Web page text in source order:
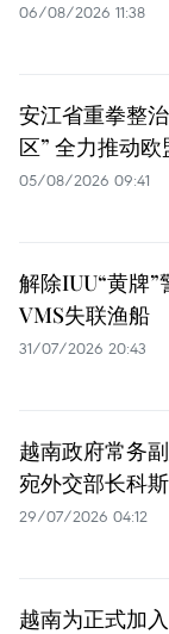
06/08/2026 11:38
安江省重拳整
区” 全力推动欧
05/08/2026 09:41
解除IUU“黄牌
VMS失联渔船
31/07/2026 20:43
越南政府常务
宛外交部长科
29/07/2026 04:12
越南为正式加